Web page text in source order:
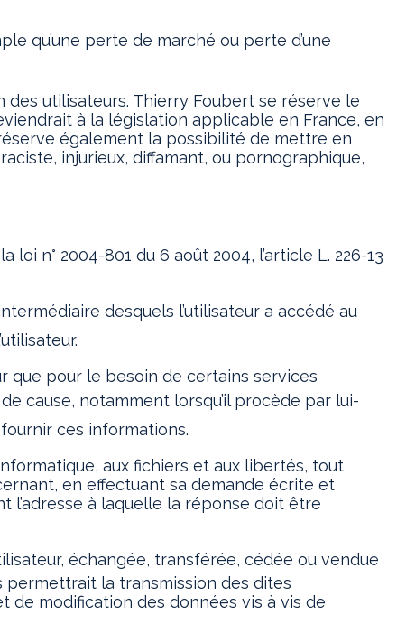
qu’une perte de marché ou perte d’une
utilisateurs. Thierry Foubert se réserve le
à la législation applicable en France, en
également la possibilité de mettre en
injurieux, diffamant, ou pornographique,
n° 2004-801 du 6 août 2004, l’article L. 226-13
desquels l’utilisateur a accédé au
que pour le besoin de certains services
cause, notamment lorsqu’il procède par lui-
ces informations.
aux fichiers et aux libertés, tout
en effectuant sa demande écrite et
l’adresse à laquelle la réponse doit être
échangée, transférée, cédée ou vendue
permettrait la transmission des dites
de modification des données vis à vis de